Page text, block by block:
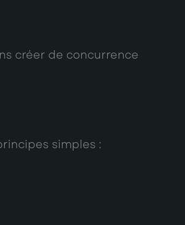
créer de concurrence
simples :